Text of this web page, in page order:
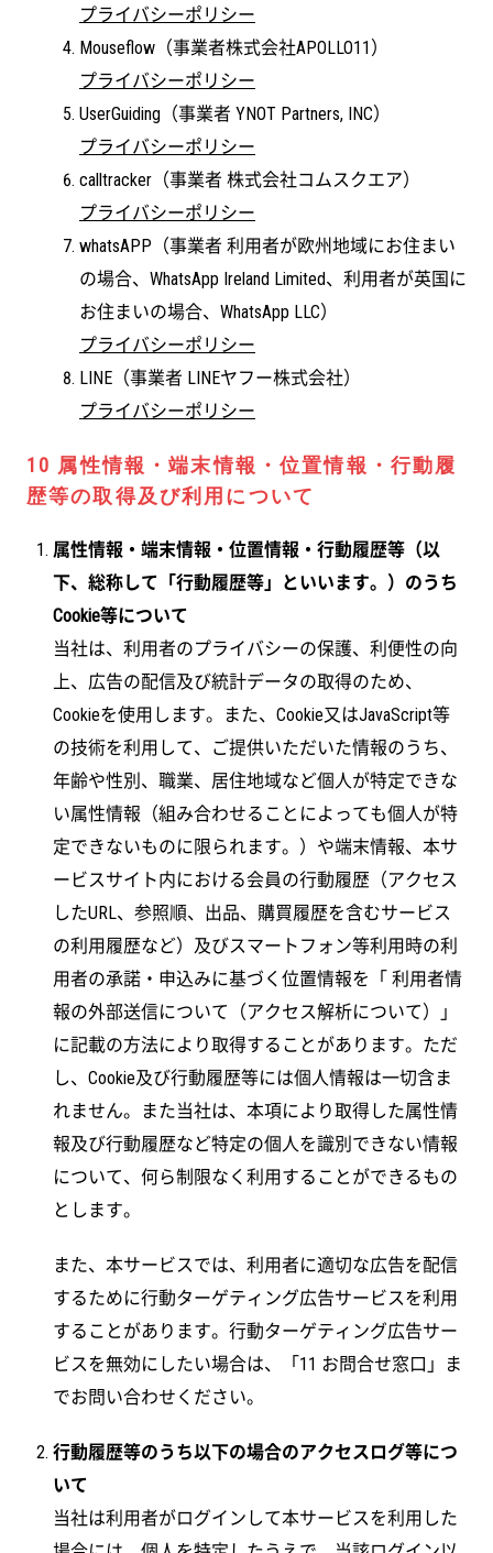
プライバシーポリシー
Mouseflow（事業者株式会社APOLLO11）
プライバシーポリシー
UserGuiding（事業者 YNOT Partners, INC）
プライバシーポリシー
calltracker（事業者 株式会社コムスクエア）
プライバシーポリシー
whatsAPP（事業者 利用者が欧州地域にお住まい
の場合、WhatsApp Ireland Limited、利用者が英国に
お住まいの場合、WhatsApp LLC）
プライバシーポリシー
LINE（事業者 LINEヤフー株式会社）
プライバシーポリシー
10 属性情報・端末情報・位置情報・行動履
歴等の取得及び利用について
属性情報・端末情報・位置情報・行動履歴等（以
下、総称して「行動履歴等」といいます。）のうち
Cookie等について
当社は、利用者のプライバシーの保護、利便性の向
上、広告の配信及び統計データの取得のため、
Cookieを使用します。また、Cookie又はJavaScript等
の技術を利用して、ご提供いただいた情報のうち、
年齢や性別、職業、居住地域など個人が特定できな
い属性情報（組み合わせることによっても個人が特
定できないものに限られます。）や端末情報、本サ
ービスサイト内における会員の行動履歴（アクセス
したURL、参照順、出品、購買履歴を含むサービス
の利用履歴など）及びスマートフォン等利用時の利
用者の承諾・申込みに基づく位置情報を「 利用者情
報の外部送信について（アクセス解析について）」
に記載の方法により取得することがあります。ただ
し、Cookie及び行動履歴等には個人情報は一切含ま
れません。また当社は、本項により取得した属性情
報及び行動履歴など特定の個人を識別できない情報
について、何ら制限なく利用することができるもの
とします。
また、本サービスでは、利用者に適切な広告を配信
するために行動ターゲティング広告サービスを利用
することがあります。行動ターゲティング広告サー
ビスを無効にしたい場合は、「11 お問合せ窓口」ま
でお問い合わせください。
行動履歴等のうち以下の場合のアクセスログ等につ
いて
当社は利用者がログインして本サービスを利用した